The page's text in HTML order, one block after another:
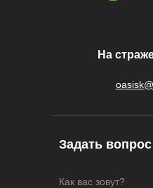
Как вас зовут?
На
Задать вопрос